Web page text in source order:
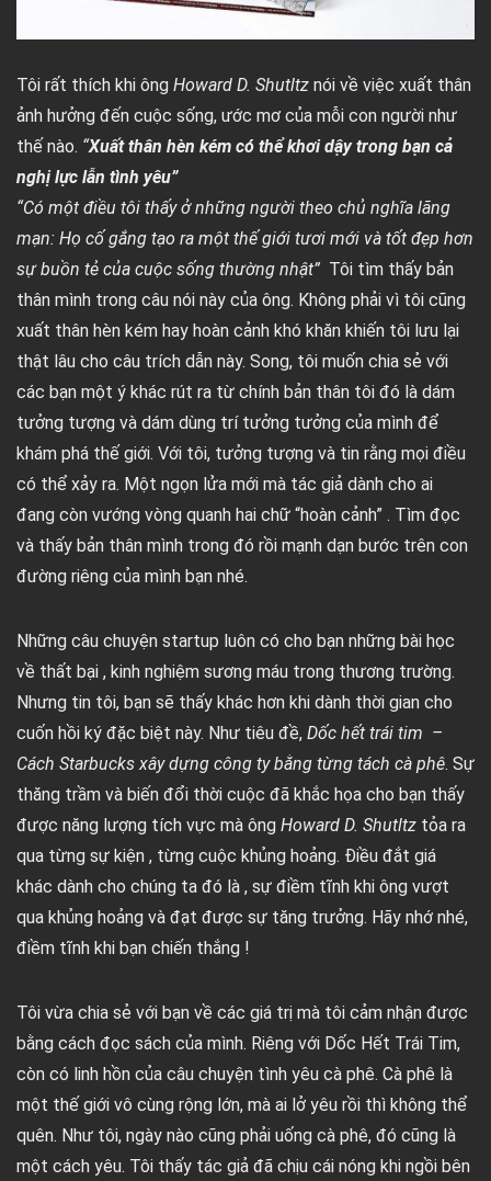
Tôi rất thích khi ông Howard D. Shutltz nói về việc xuất thân
ảnh hưởng đến cuộc sống, ước mơ của mỗi con người như
thế nào. “Xuất thân hèn kém có thể khơi dậy trong bạn cả
nghị lực lẫn tình yêu”
“Có một điều tôi thấy ở những người theo chủ nghĩa lãng
mạn: Họ cố gắng tạo ra một thế giới tươi mới và tốt đẹp hơn
sự buồn tẻ của cuộc sống thường nhật” Tôi tìm thấy bản
thân mình trong câu nói này của ông. Không phải vì tôi cũng
xuất thân hèn kém hay hoàn cảnh khó khăn khiến tôi lưu lại
thật lâu cho câu trích dẫn này. Song, tôi muốn chia sẻ với
các bạn một ý khác rút ra từ chính bản thân tôi đó là dám
tưởng tượng và dám dùng trí tưởng tưởng của mình để
khám phá thế giới. Với tôi, tưởng tượng và tin rằng mọi điều
có thể xảy ra. Một ngọn lửa mới mà tác giả dành cho ai
đang còn vướng vòng quanh hai chữ “hoàn cảnh” . Tìm đọc
và thấy bản thân mình trong đó rồi mạnh dạn bước trên con
đường riêng của mình bạn nhé.
Những câu chuyện startup luôn có cho bạn những bài học
về thất bại , kinh nghiệm sương máu trong thương trường.
Nhưng tin tôi, bạn sẽ thấy khác hơn khi dành thời gian cho
cuốn hồi ký đặc biệt này. Như tiêu đề, Dốc hết trái tim –
Cách Starbucks xây dựng công ty bằng từng tách cà phê. Sự
thăng trầm và biến đổi thời cuộc đã khắc họa cho bạn thấy
được năng lượng tích vực mà ông Howard D. Shutltz tỏa ra
qua từng sự kiện , từng cuộc khủng hoảng. Điều đắt giá
khác dành cho chúng ta đó là , sự điềm tĩnh khi ông vượt
qua khủng hoảng và đạt được sự tăng trưởng. Hãy nhớ nhé,
điềm tĩnh khi bạn chiến thắng !
Tôi vừa chia sẻ với bạn về các giá trị mà tôi cảm nhận được
bằng cách đọc sách của mình. Riêng với Dốc Hết Trái Tim,
còn có linh hồn của câu chuyện tình yêu cà phê. Cà phê là
một thế giới vô cùng rộng lớn, mà ai lở yêu rồi thì không thể
quên. Như tôi, ngày nào cũng phải uống cà phê, đó cũng là
một cách yêu. Tôi thấy tác giả đã chịu cái nóng khi ngồi bên